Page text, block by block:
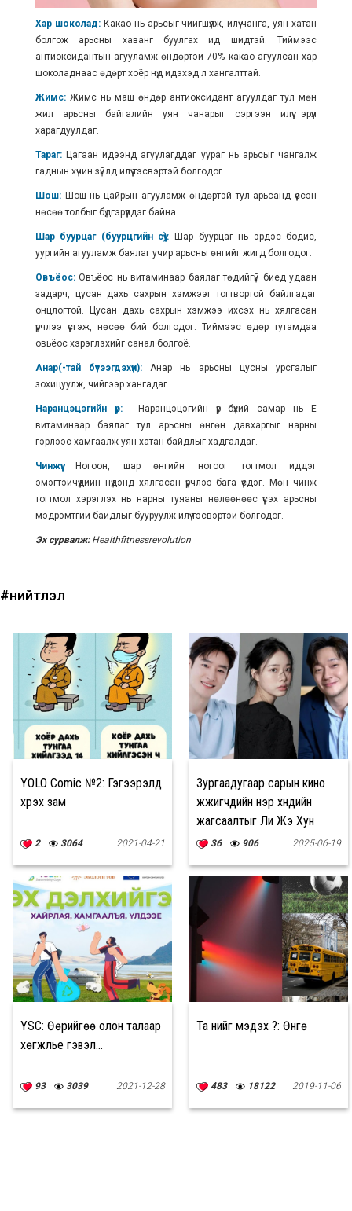
Хар шоколад: Какао нь арьсыг чийгшүүлж, илүү чанга, уян хатан
болгож арьсны хаванг буулгах ид шидтэй. Тиймээс
антиоксидантын агууламж өндөртэй 70% какао агуулсан хар
шоколаднаас өдөрт хоёр нүд идэхэд л хангалттай.
Жимс: Жимс нь маш өндөр антиоксидант агуулдаг тул мөн
жил арьсны байгалийн уян чанарыг сэргээн илүү эрүүл
харагдуулдаг.
Тараг: Цагаан идээнд агуулагддаг уураг нь арьсыг чангалж
гаднын хүчин зүйлд илүү тэсвэртэй болгодог.
Шош: Шош нь цайрын агууламж өндөртэй тул арьсанд үүссэн
нөсөө толбыг бүдгэрүүлдэг байна.
Шар буурцаг (буурцгийн сүү):
Шар буурцаг нь эрдэс бодис,
уургийн агууламж баялаг учир арьсны өнгийг жигд болгодог.
Овъёос:Овъёос нь витаминаар баялаг төдийгүй биед удаан
задарч, цусан дахь сахрын хэмжээг тогтвортой байлгадаг
онцлогтой. Цусан дахь сахрын хэмжээ ихсэх нь хялгасан
үрчлээ үүсгэж, нөсөө бий болгодог. Тиймээс өдөр тутамдаа
овьёос хэрэглэхийг санал болгоё.
Анар(-тай бүтээгдэхүүн): Анар нь арьсны цусны урсгалыг
зохицуулж, чийгээр хангадаг.
Наранцэцэгийн үр:
Наранцэцэгийн үр бүхий самар нь Е
витаминаар баялаг тул арьсны өнгөн давхаргыг нарны
гэрлээс хамгаалж уян хатан байдлыг хадгалдаг.
Чинжүү:Ногоон, шар өнгийн ногоог тогтмол иддэг
эмэгтэйчүүдийн нүдэнд хялгасан үрчлээ бага үүсдэг. Мөн чинжүү
тогтмол хэрэглэх нь нарны туяаны нөлөөнөөс үүсэх арьсны
мэдрэмтгий байдлыг бууруулж илүү тэсвэртэй болгодог.
Эх сурвалж:Healthfitnessrevolution
#нийтлэл
YOLO Comic №2: Гэгээрэлд
хүрэх зам
2 3064 2021-04-21
Зургаадугаар сарын кино
жүжигчдийн нэр хүндийн
жагсаалтыг Ли Жэ Хун
тэргүүллээ
36 906 2025-06-19
YSC: Өөрийгөө олон талаар
хөгжүүлье гэвэл...
93 3039 2021-12-28
Та үүнийг мэдэх үү?: Өнгө
483 18122 2019-11-06